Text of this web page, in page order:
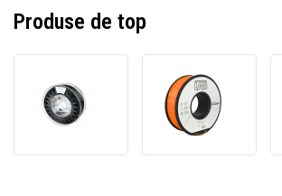
Produse de top
PC/ABS
E1,